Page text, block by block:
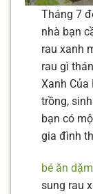
Tháng 7
nhà bạn
rau xanh
rau gì
Xanh Của
trồng,
bạn có
gia đình
bé ăn
sung rau